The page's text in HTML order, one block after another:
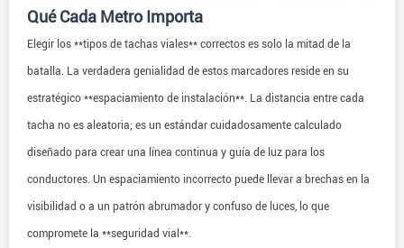
Qué Cada Metro Importa
Elegir los **tipos de tachas viales** correctos es solo la mitad de la
batalla. La verdadera genialidad de estos marcadores reside en su
estratégico **espaciamiento de instalación**. La distancia entre cada
tacha no es aleatoria; es un estándar cuidadosamente calculado
diseñado para crear una línea continua y guía de luz para los
conductores. Un espaciamiento incorrecto puede llevar a brechas en la
visibilidad o a un patrón abrumador y confuso de luces, lo que
compromete la **seguridad vial**.